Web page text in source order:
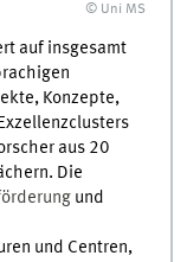
© Uni MS
auf insgesamt
Konzepte,
aus 20
Die
und
und Centren,